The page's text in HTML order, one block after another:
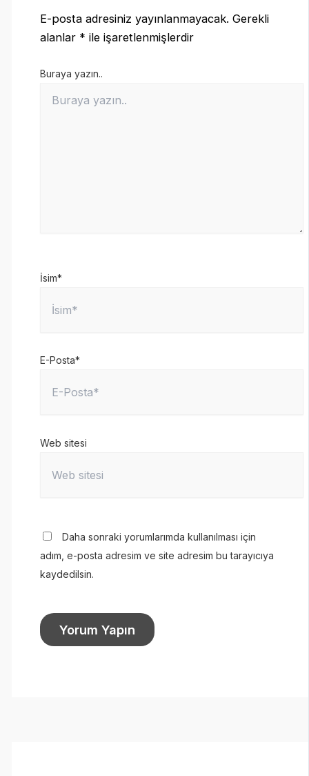
E-posta adresiniz yayınlanmayacak. Gerekli
alanlar * ile işaretlenmişlerdir
Buraya yazın..
İsim*
E-Posta*
Web sitesi
Daha sonraki yorumlarımda kullanılması için
adım, e-posta adresim ve site adresim bu tarayıcıya
kaydedilsin.